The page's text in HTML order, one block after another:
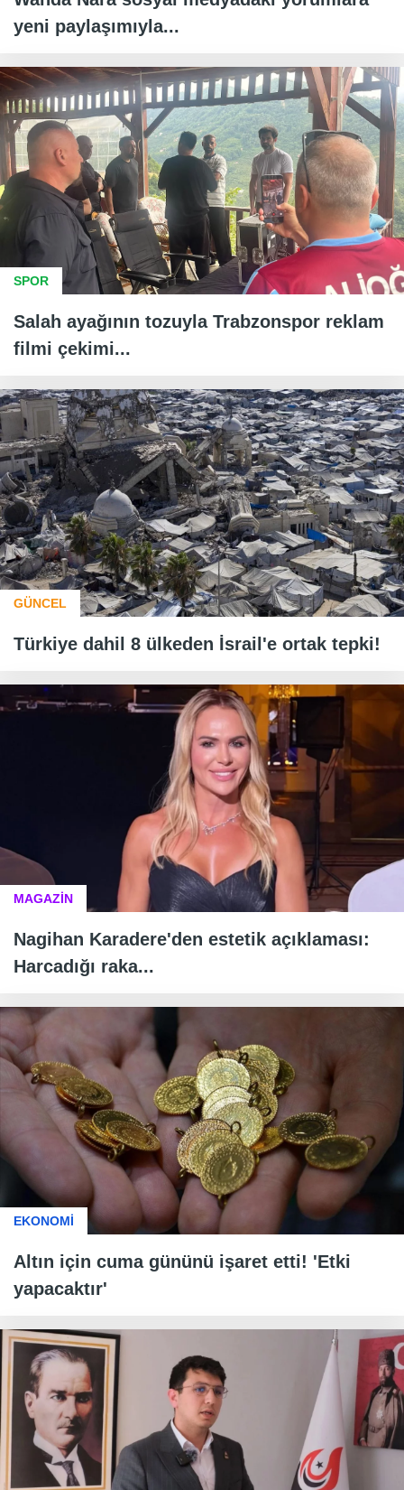
yeni paylaşımıyla...
SPOR
Salah ayağının tozuyla Trabzonspor reklam
filmi çekimi...
GÜNCEL
Türkiye dahil 8 ülkeden İsrail'e ortak tepki!
MAGAZİN
Nagihan Karadere'den estetik açıklaması:
Harcadığı raka...
EKONOMİ
Altın için cuma gününü işaret etti! 'Etki
yapacaktır'